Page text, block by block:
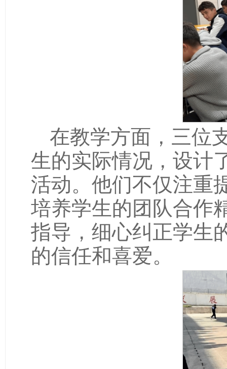
在教学方面，三位
生的实际情况，设
活动。他们不仅注重
培养学生的团队合作
指导，细心纠正学生
的信任和喜爱。